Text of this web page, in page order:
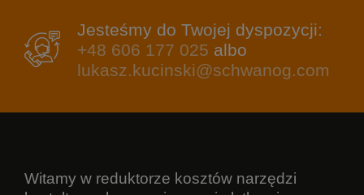
Jesteśmy do Twojej dyspozycji:
+48 606 177 025 albo
lukasz.kucinski@schwanog.com
Witamy w reduktorze kosztów narzędzi